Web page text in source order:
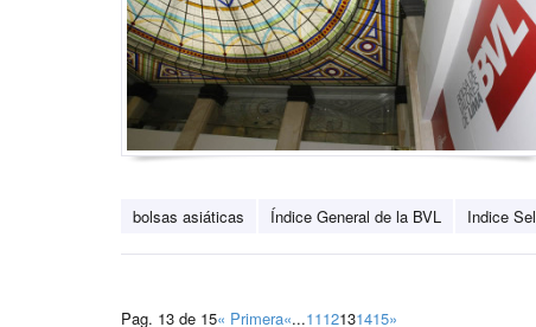
bolsas asiáticas Índice General de la BVL Indice
Pag. 13 de 15« Primera«...1112131415»